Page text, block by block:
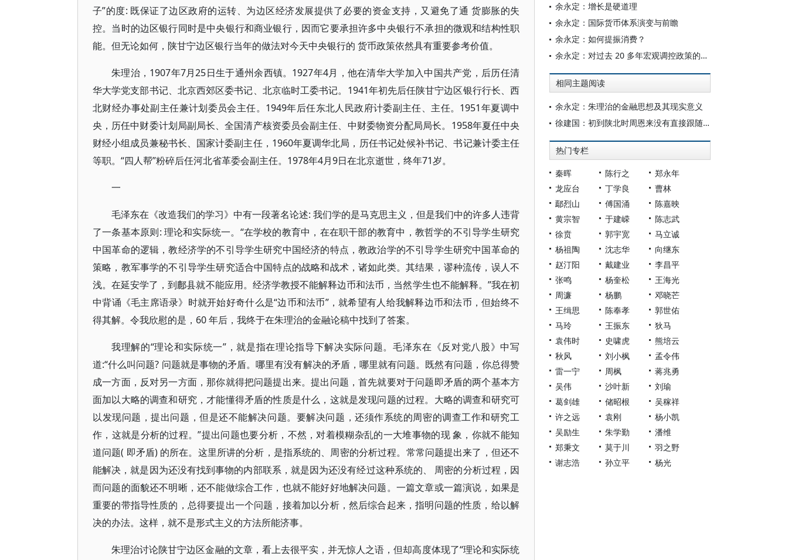
子”的度: 既保证了边区政府的运转、为边区经济发展提供了必要的资金支持，又避免了通 货膨胀的失
控。当时的边区银行同时是中央银行和商业银行，因而它要承担许多中央银行不承担的微观和结构性职
能。但无论如何，陕甘宁边区银行当年的做法对今天中央银行的 货币政策依然具有重要参考价值。
朱理治，1907年7月25日生于通州余西镇。1927年4月，他在清华大学加入中国共产党，后历任清
华大学党支部书记、北京西郊区委书记、北京临时工委书记。1941年初先后任陕甘宁边区银行行长、西
北财经办事处副主任兼计划委员会主任。1949年后任东北人民政府计委副主任、主任。1951年夏调中
央，历任中财委计划局副局长、全国清产核资委员会副主任、中财委物资分配局局长。1958年夏任中央
财经小组成员兼秘书长、国家计委副主任，1960年夏调华北局，历任书记处候补书记、书记兼计委主任
等职。“四人帮”粉碎后任河北省革委会副主任。1978年4月9日在北京逝世，终年71岁。
一
毛泽东在《改造我们的学习》中有一段著名论述: 我们学的是马克思主义，但是我们中的许多人违背
了一条基本原则: 理论和实际统一。“在学校的教育中，在在职干部的教育中，教哲学的不引导学生研究
中国革命的逻辑，教经济学的不引导学生研究中国经济的特点，教政治学的不引导学生研究中国革命的
策略，教军事学的不引导学生研究适合中国特点的战略和战术，诸如此类。其结果，谬种流传，误人不
浅。在延安学了，到鄜县就不能应用。经济学教授不能解释边币和法币，当然学生也不能解释。”我在初
中背诵《毛主席语录》时就开始好奇什么是“边币和法币”，就希望有人给我解释边币和法币，但始终不
得其解。令我欣慰的是，60 年后，我终于在朱理治的金融论稿中找到了答案。
我理解的“理论和实际统一”，就是指在理论指导下解决实际问题。毛泽东在《反对党八股》中写
道:“什么叫问题? 问题就是事物的矛盾。哪里有没有解决的矛盾，哪里就有问题。既然有问题，你总得赞
成一方面，反对另一方面，那你就得把问题提出来。提出问题，首先就要对于问题即矛盾的两个基本方
面加以大略的调查和研究，才能懂得矛盾的性质是什么，这就是发现问题的过程。大略的调查和研究可
以发现问题，提出问题，但是还不能解决问题。要解决问题，还须作系统的周密的调查工作和研究工
作，这就是分析的过程。”提出问题也要分析，不然，对着模糊杂乱的一大堆事物的现 象，你就不能知
道问题( 即矛盾) 的所在。这里所讲的分析，是指系统的、周密的分析过程。常常问题提出来了，但还不
能解决，就是因为还没有找到事物的内部联系，就是因为还没有经过这种系统的、 周密的分析过程，因
而问题的面貌还不明晰，还不能做综合工作，也就不能好好地解决问题。一篇文章或一篇演说，如果是
重要的带指导性质的，总得要提出一个问题，接着加以分析，然后综合起来，指明问题的性质，给以解
决的办法。这样，就不是形式主义的方法所能济事。
朱理治讨论陕甘宁边区金融的文章，看上去很平实，并无惊人之语，但却高度体现了“理论和实际统
余永定：增长是硬道理
余永定：国际货币体系演变与前瞻
余永定：如何提振消费？
余永定：对过去 20 多年宏观调控政策的几点思考
相同主题阅读
余永定：朱理治的金融思想及其现实意义
徐建国：初到陕北时周恩来没有直接跟随毛泽东南下原因探析
热门专栏
秦晖 陈行之
郑永年
龙应台
丁学良
曹林
鄢烈山
傅国涌
陈嘉映
黄宗智
于建嵘
陈志武
徐贲
郭宇宽
马立诚
杨祖陶
沈志华
向继东
赵汀阳
戴建业
李昌平
张鸣
杨奎松
王海光
周濂
杨鹏
邓晓芒
王缉思
陈奉孝
郭世佑
马玲
王振东
狄马
袁伟时
史啸虎
熊培云
秋风
刘小枫
孟令伟
雷一宁
周枫
蒋兆勇
吴伟
沙叶新
刘瑜
葛剑雄
储昭根
吴稼祥
许之远
袁刚
杨小凯
吴励生
朱学勤
潘维
郑秉文
莫于川
羽之野
谢志浩
孙立平 杨光